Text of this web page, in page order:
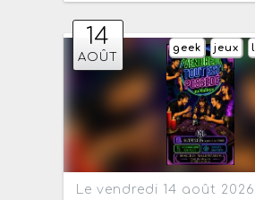
14
AOÛT
jeux
geek
Le vendredi 14 août 2026